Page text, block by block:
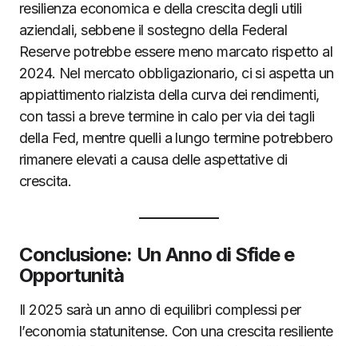
resilienza economica e della crescita degli utili
aziendali, sebbene il sostegno della Federal
Reserve potrebbe essere meno marcato rispetto al
2024. Nel mercato obbligazionario, ci si aspetta un
appiattimento rialzista della curva dei rendimenti,
con tassi a breve termine in calo per via dei tagli
della Fed, mentre quelli a lungo termine potrebbero
rimanere elevati a causa delle aspettative di
crescita.
Conclusione: Un Anno di Sfide e
Opportunità
Il 2025 sarà un anno di equilibri complessi per
l’economia statunitense. Con una crescita resiliente